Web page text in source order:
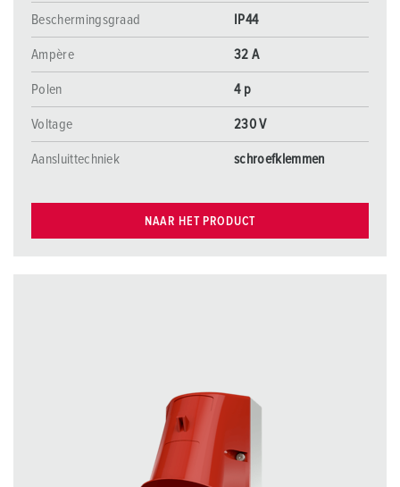
Beschermingsgraad
IP44
Ampère 32 A
Polen 4 p
Voltage 230 V
Aansluittechniek schroefklemmen
NAAR HET PRODUCT